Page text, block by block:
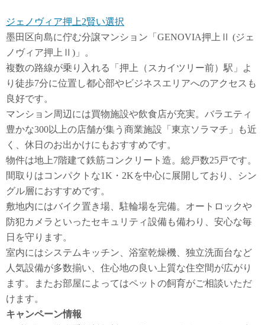
ジェノヴィア押上2賢い選択
墨田区向島に佇む分譲マンション「GENOVIA押上Ⅱ (ジェ
ノヴィア押上Ⅱ)」。
複数の路線が乗り入れる「押上（スカイツリー前）駅」よ
り徒歩7分に位置し都心部やビジネスエリアへのアクセスも
良好です。
マンション周辺には買物施設や飲食店が充実。バラエティ
豊かな300以上の店舗が集う商業施設「東京ソラマチ」も近
く、休日のお出かけにもおすすめです。
物件は地上7階建て鉄筋コンクリート造。総戸数25戸です。
間取りはコンパクトな1K・2Kを中心に展開しており、シン
グル層におすすめです。
敷地内にはバイク置き場、駐輪場を完備。オートロックや
防犯カメラといったセキュリティ設備も備わり、安心な毎
日を守ります。
室内にはシステムキッチン、浴室乾燥機、独立洗面台など
人気設備が多数揃い、住心地の良い上質な住空間が広がり
ます。またお部屋によってはペットの飼育がご相談いただ
けます。
キャンペーン情報